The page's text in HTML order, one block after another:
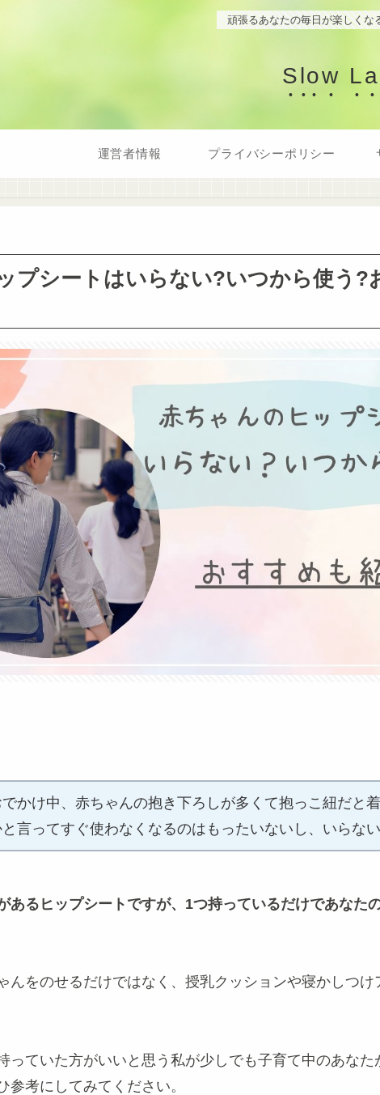
頑張るあなたの毎日が楽しくな
Slow
運営者情報 プライバシーポリシー
プシートはいらない?いつから使う?
でかけ中、赤ちゃんの抱き下ろしが多くて抱っこ紐だと
と言ってすぐ使わなくなるのはもったいないし、いらない
あるヒップシートですが、1つ持っているだけであなた
んをのせるだけではなく、授乳クッションや寝かしつけ
っていた方がいいと思う私が少しでも子育て中のあなた
参考にしてみてください。